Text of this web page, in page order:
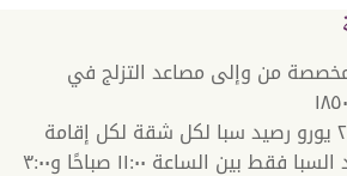
من وإلى مصاعد التزلج في
ابتداءً من ٢٠٠ يورو رصيد سبا لكل شقة لكل إقامة
(يسري رصيد السبا فقط بين الساعة ١١:٠٠ صباحًا و٣:٠٠